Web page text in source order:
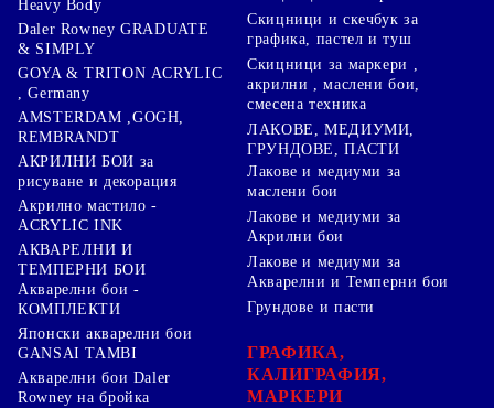
Heavy Body
Daler Rowney GRADUATE
& SIMPLY
GOYA & TRITON АCRYLIC
, Germany
AMSTERDAM ,GOGH,
REMBRANDT
АКРИЛНИ БОИ за
рисуване и декорация
Акрилно мастило -
ACRYLIC INK
АКВАРЕЛНИ И
ТЕМПЕРНИ БОИ
Акварелни бои -
КОМПЛЕКТИ
Японски акварелни бои
GANSAI TAMBI
Акварелни бои Daler
Rowney на бройка
Скицници и скечбук за
графика, пастел и туш
Скицници за маркери ,
акрилни , маслени бои,
смесена техника
ЛАКОВЕ, МЕДИУМИ,
ГРУНДОВЕ, ПАСТИ
Лакове и медиуми за
маслени бои
Лакове и медиуми за
Акрилни бои
Лакове и медиуми за
Акварелни и Темперни бои
Грундове и пасти
ГРАФИКА,
КАЛИГРАФИЯ,
МАРКЕРИ